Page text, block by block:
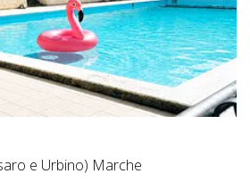
e Urbino) Marche